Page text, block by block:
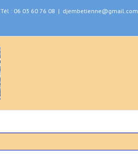
Tél : 06 03 60 76 08 | djembetienne@gmail.com